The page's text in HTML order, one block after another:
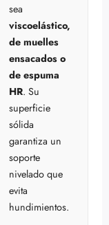
sea
viscoelástico,
de muelles
ensacados o
de espuma
HR. Su
superficie
sólida
garantiza un
soporte
nivelado que
evita
hundimientos.